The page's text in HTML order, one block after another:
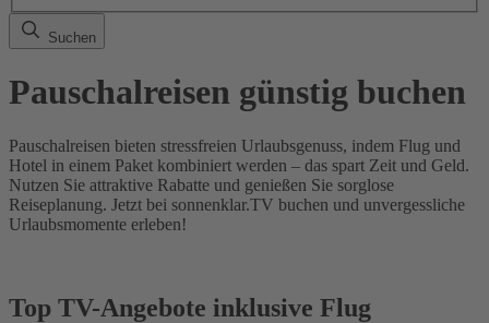
Suchen
Pauschalreisen günstig buchen
Pauschalreisen bieten stressfreien Urlaubsgenuss, indem Flug und
Hotel in einem Paket kombiniert werden – das spart Zeit und Geld.
Nutzen Sie attraktive Rabatte und genießen Sie sorglose
Reiseplanung. Jetzt bei sonnenklar.TV buchen und unvergessliche
Urlaubsmomente erleben!
Top TV-Angebote inklusive Flug